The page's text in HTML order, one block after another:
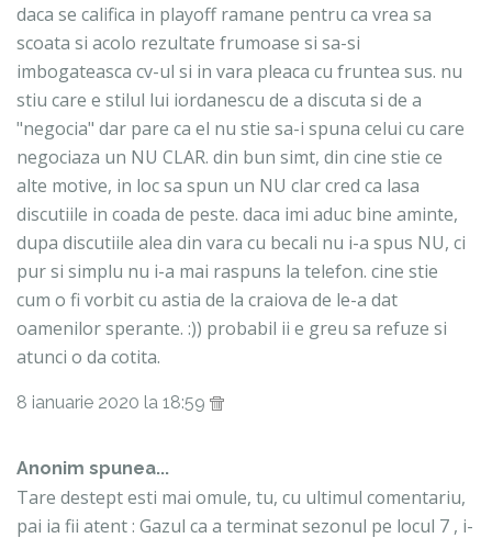
daca se califica in playoff ramane pentru ca vrea sa
scoata si acolo rezultate frumoase si sa-si
imbogateasca cv-ul si in vara pleaca cu fruntea sus. nu
stiu care e stilul lui iordanescu de a discuta si de a
"negocia" dar pare ca el nu stie sa-i spuna celui cu care
negociaza un NU CLAR. din bun simt, din cine stie ce
alte motive, in loc sa spun un NU clar cred ca lasa
discutiile in coada de peste. daca imi aduc bine aminte,
dupa discutiile alea din vara cu becali nu i-a spus NU, ci
pur si simplu nu i-a mai raspuns la telefon. cine stie
cum o fi vorbit cu astia de la craiova de le-a dat
oamenilor sperante. :)) probabil ii e greu sa refuze si
atunci o da cotita.
8 ianuarie 2020 la 18:59
Anonim spunea...
Tare destept esti mai omule, tu, cu ultimul comentariu,
pai ia fii atent : Gazul ca a terminat sezonul pe locul 7 , i-